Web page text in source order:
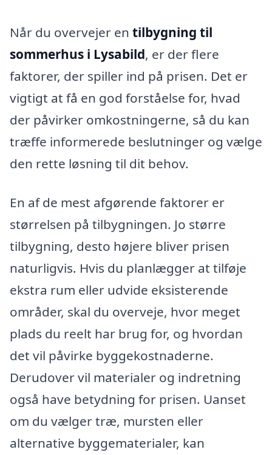
Når du overvejer en tilbygning til
sommerhus i Lysabild, er der flere
faktorer, der spiller ind på prisen. Det er
vigtigt at få en god forståelse for, hvad
der påvirker omkostningerne, så du kan
træffe informerede beslutninger og vælge
den rette løsning til dit behov.
En af de mest afgørende faktorer er
størrelsen på tilbygningen. Jo større
tilbygning, desto højere bliver prisen
naturligvis. Hvis du planlægger at tilføje
ekstra rum eller udvide eksisterende
områder, skal du overveje, hvor meget
plads du reelt har brug for, og hvordan
det vil påvirke byggekostnaderne.
Derudover vil materialer og indretning
også have betydning for prisen. Uanset
om du vælger træ, mursten eller
alternative byggematerialer, kan